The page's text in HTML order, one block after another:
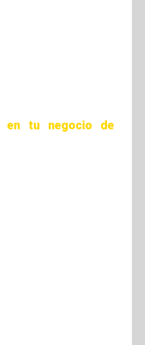
en tu negocio de